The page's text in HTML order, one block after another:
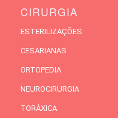
CIRURGIA
ESTERILIZAÇÕES
CESARIANAS
ORTOPEDIA
NEUROCIRURGIA
TORÁXICA